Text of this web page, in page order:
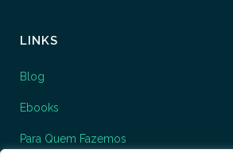
LINKS
Blog
Ebooks
Para Quem Fazemos